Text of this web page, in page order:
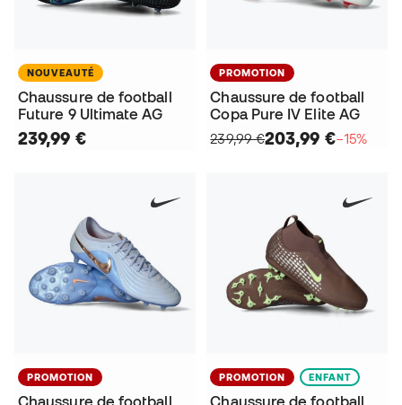
NOUVEAUTÉ
Chaussure de football
Future 9 Ultimate AG
239,99 €
PROMOTION
Chaussure de football
Copa Pure IV Elite AG
239,99 €203,99 €−15%
PROMOTION
Chaussure de football
PROMOTION ENFANT
Chaussure de football